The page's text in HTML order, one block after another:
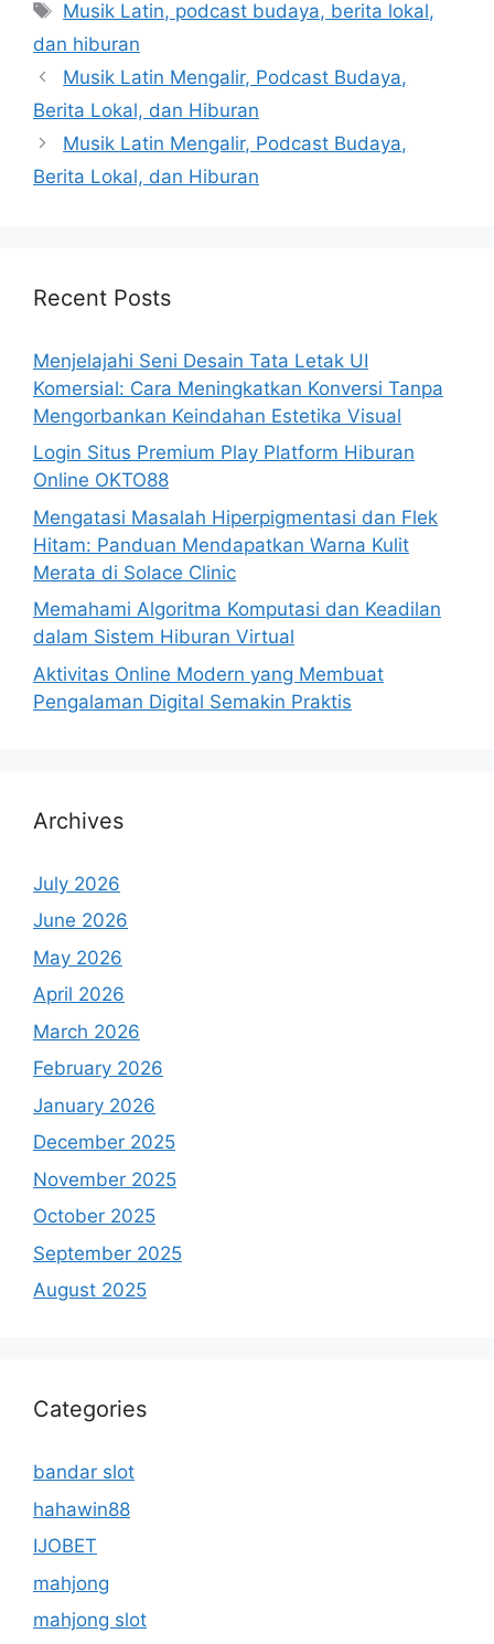
Tags
Musik Latin, podcast budaya, berita lokal,
dan hiburan
Musik Latin Mengalir, Podcast Budaya,
Berita Lokal, dan Hiburan
Musik Latin Mengalir, Podcast Budaya,
Berita Lokal, dan Hiburan
Recent Posts
Menjelajahi Seni Desain Tata Letak UI
Komersial: Cara Meningkatkan Konversi Tanpa
Mengorbankan Keindahan Estetika Visual
Login Situs Premium Play Platform Hiburan
Online OKTO88
Mengatasi Masalah Hiperpigmentasi dan Flek
Hitam: Panduan Mendapatkan Warna Kulit
Merata di Solace Clinic
Memahami Algoritma Komputasi dan Keadilan
dalam Sistem Hiburan Virtual
Aktivitas Online Modern yang Membuat
Pengalaman Digital Semakin Praktis
Archives
July 2026
June 2026
May 2026
April 2026
March 2026
February 2026
January 2026
December 2025
November 2025
October 2025
September 2025
August 2025
Categories
bandar slot
hahawin88
IJOBET
mahjong
mahjong slot